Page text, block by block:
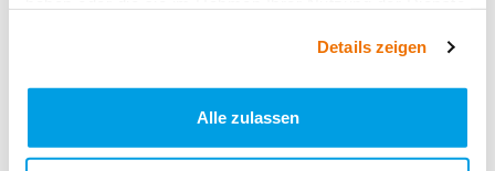
Details zeigen
Alle zulassen